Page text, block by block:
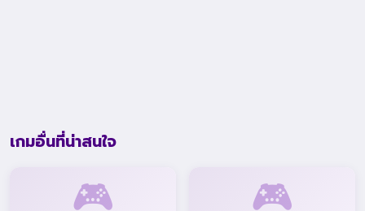
เกมอื่นที่น่าสนใจ
🎮 🎮